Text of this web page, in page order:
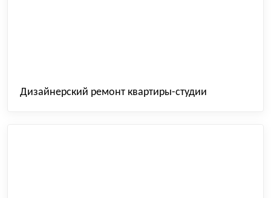
Дизайнерский ремонт квартиры-студии